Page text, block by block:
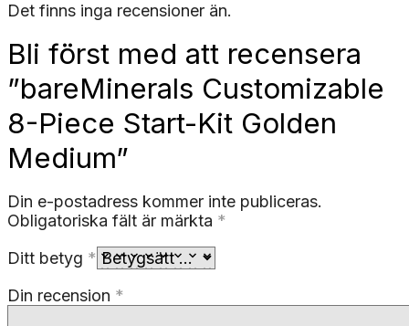
Det finns inga recensioner än.
Bli först med att recensera
”bareMinerals Customizable
8-Piece Start-Kit Golden
Medium”
Din e-postadress kommer inte publiceras.
Obligatoriska fält är märkta *
Ditt betyg *
Din recension *